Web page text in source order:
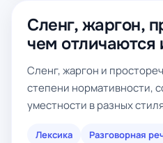
Сленг, жаргон,
чем отличаются
Сленг, жаргон и
степени нормативности,
уместности в разных
Лексика Разговорная